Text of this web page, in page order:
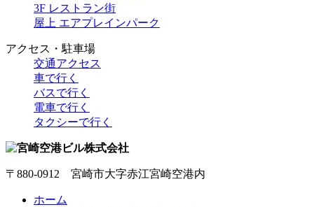
3F レストラン街
屋上 エアプレインパーク
アクセス・駐車場
交通アクセス
車で行く
バスで行く
電車で行く
タクシーで行く
〒880-0912 宮崎市大字赤江宮崎空港内
ホーム